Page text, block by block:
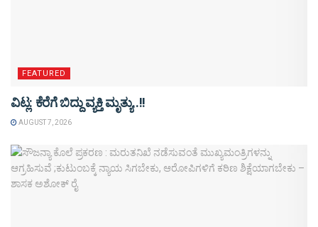
FEATURED
ವಿಟ್ಲ: ಕೆರೆಗೆ ಬಿದ್ದು ವ್ಯಕ್ತಿ ಮೃತ್ಯು..!!
AUGUST 7, 2026